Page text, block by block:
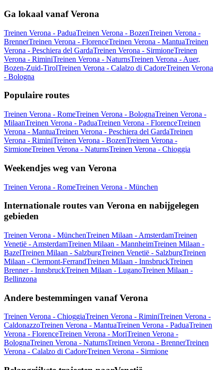
Ga lokaal vanaf Verona
Treinen Verona - PaduaTreinen Verona - BozenTreinen Verona -
BrennerTreinen Verona - FlorenceTreinen Verona - MantuaTreinen
Verona - Peschiera del GardaTreinen Verona - SirmioneTreinen
Verona - RiminiTreinen Verona - NaturnsTreinen Verona - Auer,
Bozen-Zuid-TirolTreinen Verona - Calalzo di CadoreTreinen Verona
- Bologna
Populaire routes
Treinen Verona - RomeTreinen Verona - BolognaTreinen Verona -
MilaanTreinen Verona - PaduaTreinen Verona - FlorenceTreinen
Verona - MantuaTreinen Verona - Peschiera del GardaTreinen
Verona - RiminiTreinen Verona - BozenTreinen Verona -
SirmioneTreinen Verona - NaturnsTreinen Verona - Chioggia
Weekendjes weg van Verona
Treinen Verona - RomeTreinen Verona - München
Internationale routes van Verona en nabijgelegen
gebieden
Treinen Verona - MünchenTreinen Milaan - AmsterdamTreinen
Venetië - AmsterdamTreinen Milaan - MannheimTreinen Milaan -
BazelTreinen Milaan - SalzburgTreinen Venetië - SalzburgTreinen
Milaan - Clermont-FerrandTreinen Milaan - InnsbruckTreinen
Brenner - InnsbruckTreinen Milaan - LuganoTreinen Milaan -
Bellinzona
Andere bestemmingen vanaf Verona
Treinen Verona - ChioggiaTreinen Verona - RiminiTreinen Verona -
CaldonazzoTreinen Verona - MantuaTreinen Verona - PaduaTreinen
Verona - FlorenceTreinen Verona - MoriTreinen Verona -
BolognaTreinen Verona - NaturnsTreinen Verona - BrennerTreinen
Verona - Calalzo di CadoreTreinen Verona - Sirmione